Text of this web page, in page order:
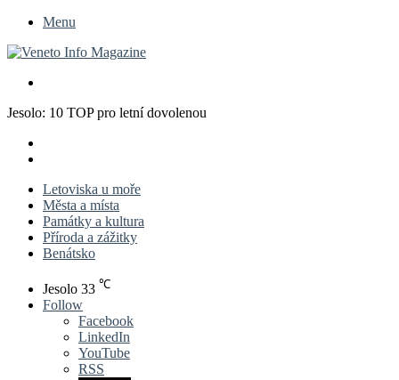
Menu
Jesolo: 10 TOP pro letní dovolenou
Letoviska u moře
Města a místa
Památky a kultura
Příroda a zážitky
Benátsko
Jesolo 33 ℃
Follow
Facebook
LinkedIn
YouTube
RSS